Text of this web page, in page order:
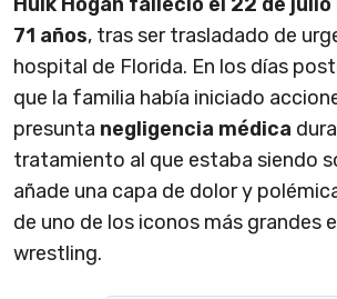
71 años, tras ser trasladado de
hospital de Florida. En los días
que la familia había iniciado
presunta negligencia médica
tratamiento al que estaba siendo
añade una capa de dolor y
de uno de los iconos más grandes
wrestling.